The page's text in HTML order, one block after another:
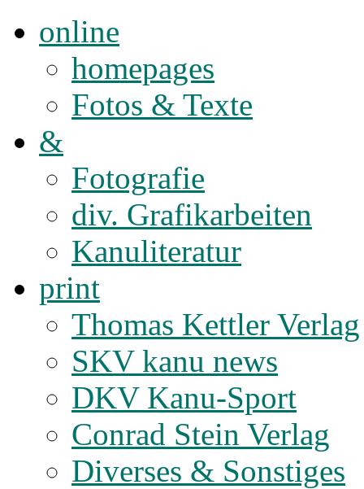
online
homepages
Fotos & Texte
&
Fotografie
div. Grafikarbeiten
Kanuliteratur
print
Thomas Kettler Verlag
SKV kanu news
DKV Kanu-Sport
Conrad Stein Verlag
Diverses & Sonstiges